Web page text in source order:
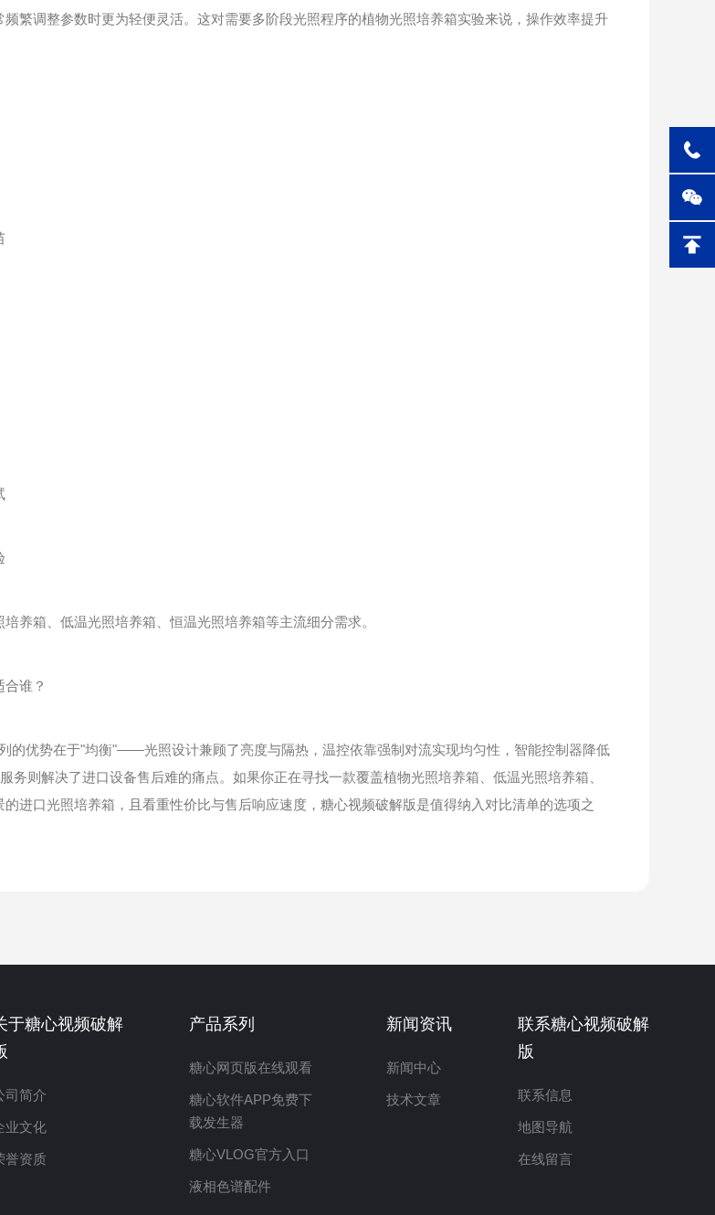
繁调整参数时更为轻便灵活。这对需要多阶段光照程序的植物光照培养箱实验来说，操作效率提升
箱、低温光照培养箱、恒温光照培养箱等主流细分需求。
谁？
优势在于"均衡"——光照设计兼顾了亮度与隔热，温控依靠强制对流实现均匀性，智能控制器降低
务则解决了进口设备售后难的痛点。如果你正在寻找一款覆盖植物光照培养箱、低温光照培养箱、
进口光照培养箱，且看重性价比与售后响应速度，糖心视频破解版是值得纳入对比清单的选项之
于糖心视频破解
司简介
业文化
誉资质
产品系列
糖心网页版在线观看
糖心软件APP免费下
载发生器
糖心VLOG官方入口
液相色谱配件
新闻资讯
新闻中心
技术文章
联系糖心视频破解
版
联系信息
地图导航
在线留言